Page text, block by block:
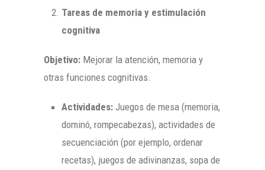
Tareas de memoria y estimulación
cognitiva
Objetivo: Mejorar la atención, memoria y
otras funciones cognitivas.
Actividades: Juegos de mesa (memoria,
dominó, rompecabezas), actividades de
secuenciación (por ejemplo, ordenar
recetas), juegos de adivinanzas, sopa de